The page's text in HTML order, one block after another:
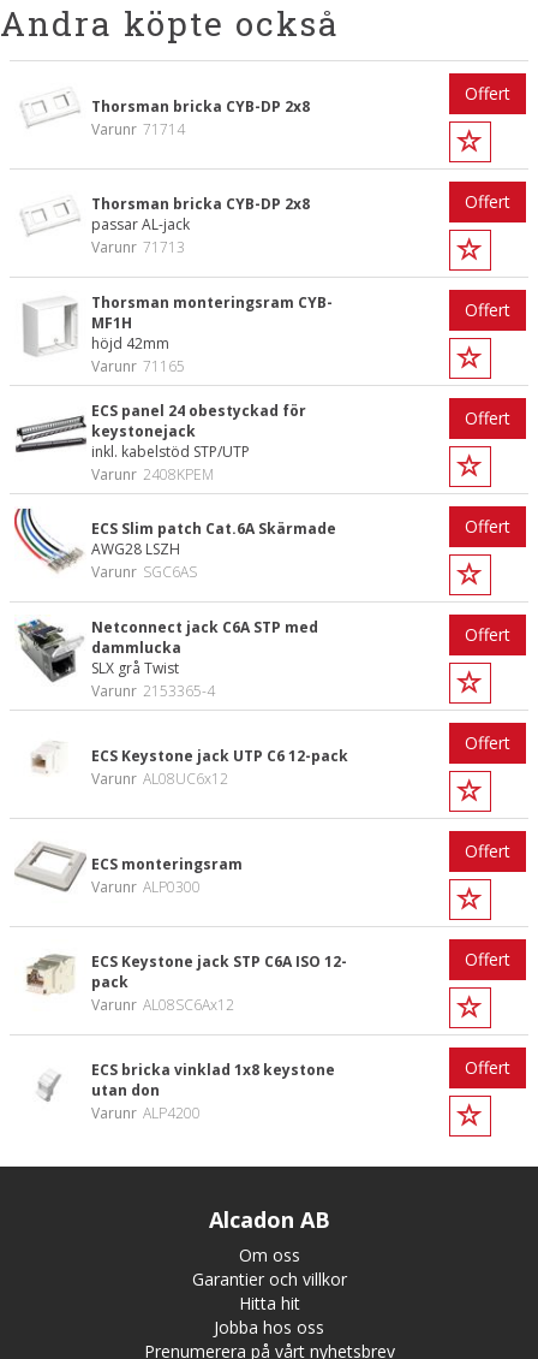
Andra köpte också
Thorsman bricka CYB-DP 2x8
Varunr 71714
Offert
Thorsman bricka CYB-DP 2x8
passar AL-jack
Varunr 71713
Offert
Thorsman monteringsram CYB-
MF1H
höjd 42mm
Varunr 71165
Offert
ECS panel 24 obestyckad för
keystonejack
inkl. kabelstöd STP/UTP
Varunr 2408KPEM
Offert
ECS Slim patch Cat.6A Skärmade
AWG28 LSZH
Varunr SGC6AS
Offert
Netconnect jack C6A STP med
dammlucka
SLX grå Twist
Varunr 2153365-4
Offert
ECS Keystone jack UTP C6 12-pack
Varunr AL08UC6x12
Offert
ECS monteringsram
Varunr ALP0300
Offert
ECS Keystone jack STP C6A ISO 12-
pack
Varunr AL08SC6Ax12
Offert
ECS bricka vinklad 1x8 keystone
utan don
Varunr ALP4200
Offert
Alcadon AB
Om oss
Garantier och villkor
Hitta hit
Jobba hos oss
Prenumerera på vårt nyhetsbrev